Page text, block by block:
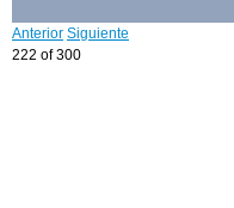
Anterior Siguiente
222 of 300